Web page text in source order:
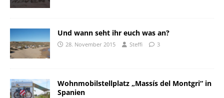
Und wann seht ihr euch was an?
28. November 2015 Steffi 3
Wohnmobilstellplatz „Massís del Montgri“ in
Spanien